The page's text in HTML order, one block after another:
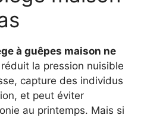
à guêpes maison ne
réduit la pression nuisible
capture des individus
et peut éviter
au printemps. Mais si